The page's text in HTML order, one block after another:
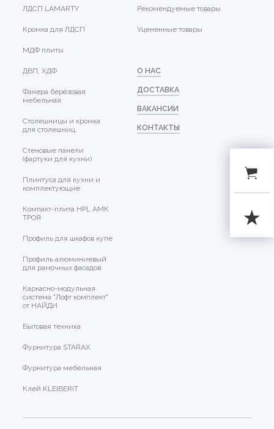
ЛДСП LAMARTY
Кромка для ЛДСП
МДФ плиты
ДВП, ХДФ
Фанера берёзовая
мебельная
Столешницы и кромка
для столешниц
Стеновые панели
(фартуки для кухни)
Плинтуса для кухни и
комплектующие
Компакт-плита HPL АМК
ТРОЯ
Профиль для шкафов купе
Профиль алюминиевый
для рамочных фасадов
Каркасно-модульная
система "Лофт комплект"
от НАЙДИ
Бытовая техника
Фурнитура STARAX
Фурнитура мебельная
Клей KLEIBERIT
Рекомендуемые товары
Уцененные товары
О НАС
ДОСТАВКА
ВАКАНСИИ
КОНТАКТЫ